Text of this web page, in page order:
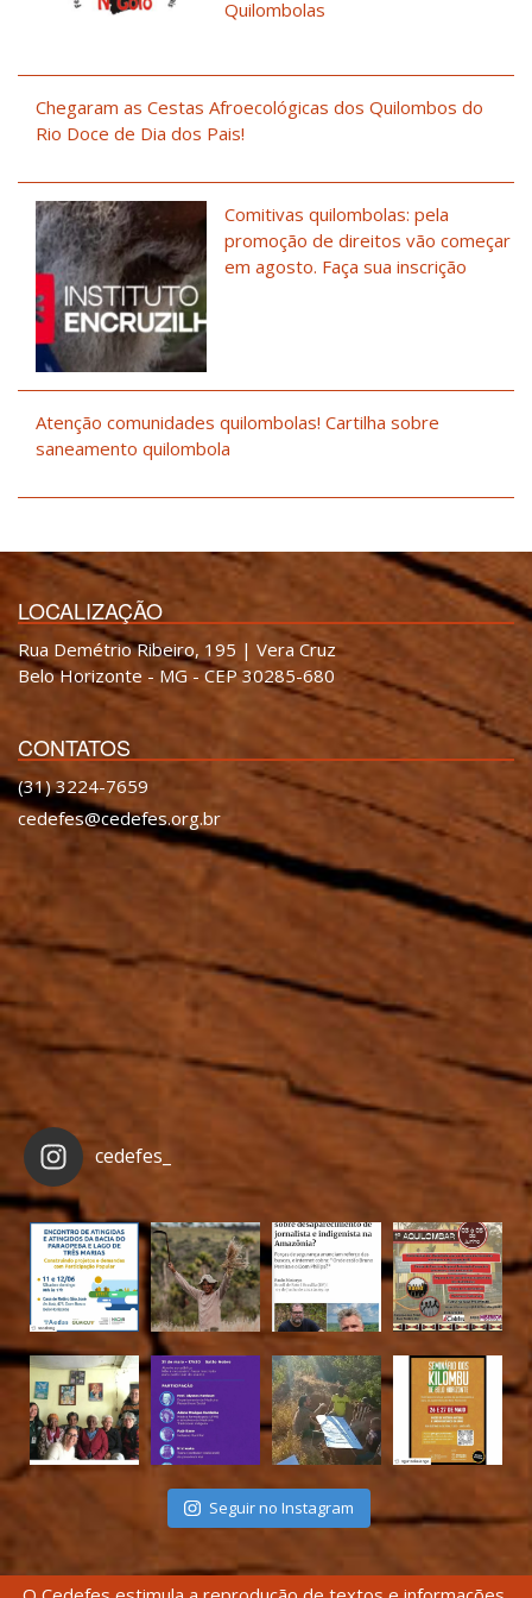
Quilombolas
Chegaram as Cestas Afroecológicas dos Quilombos do
Rio Doce de Dia dos Pais!
Comitivas quilombolas: pela
promoção de direitos vão começar
em agosto. Faça sua inscrição
Atenção comunidades quilombolas! Cartilha sobre
saneamento quilombola
LOCALIZAÇÃO
Rua Demétrio Ribeiro, 195 | Vera Cruz
Belo Horizonte - MG - CEP 30285-680
CONTATOS
(31) 3224-7659
cedefes@cedefes.org.br
cedefes_
Seguir no Instagram